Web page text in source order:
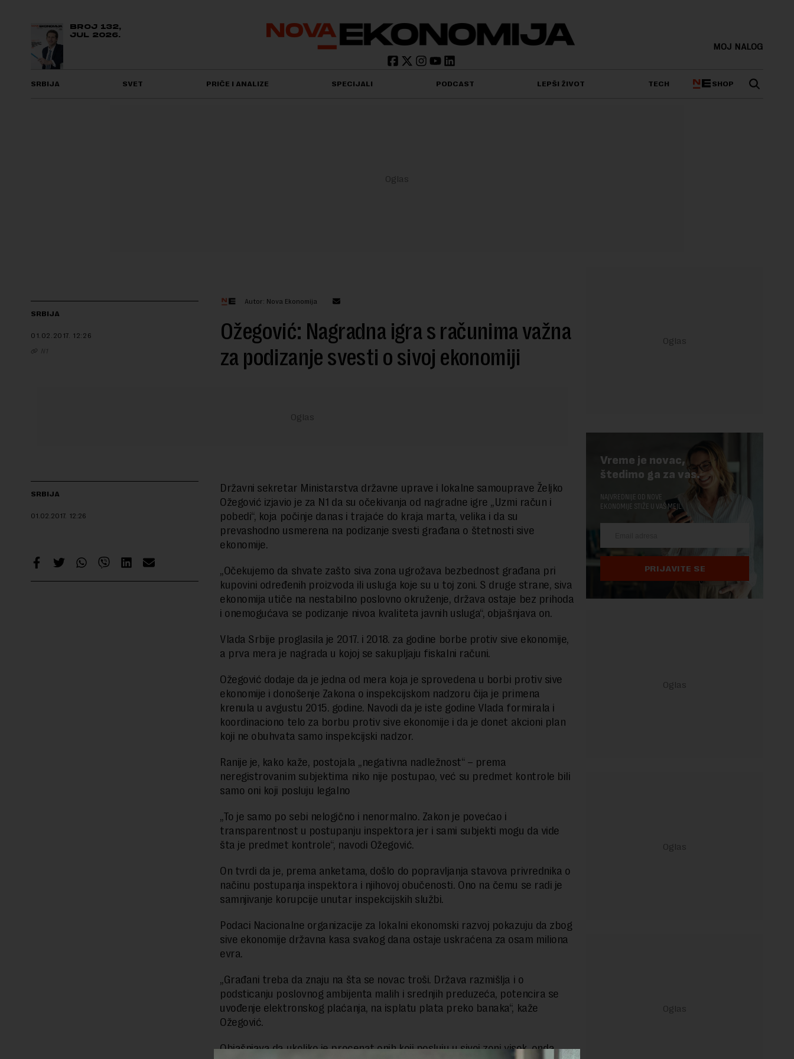
BROJ 132,
JUL 2026.
MOJ NALOG
SRBIJA SVET PRIČE I ANALIZE SPECIJALI PODCAST LEPŠI ŽIVOT TECH SHOP
SRBIJA
01.02.2017. 12:26
N1
Autor: Nova Ekonomija
Ožegović: Nagradna igra s računima važna
za podizanje svesti o sivoj ekonomiji
SRBIJA
01.02.2017. 12:26
Državni sekretar Ministarstva državne uprave i lokalne samouprave Željko
Ožegović izjavio je za N1 da su očekivanja od nagradne igre „Uzmi račun i
pobedi“, koja počinje danas i trajaće do kraja marta, velika i da su
prevashodno usmerena na podizanje svesti građana o štetnosti sive
ekonomije.
„Očekujemo da shvate zašto siva zona ugrožava bezbednost građana pri
kupovini određenih proizvoda ili usluga koje su u toj zoni. S druge strane, siva
ekonomija utiče na nestabilno poslovno okruženje, država ostaje bez prihoda
i onemogućava se podizanje nivoa kvaliteta javnih usluga“, objašnjava on.
Vlada Srbije proglasila je 2017. i 2018. za godine borbe protiv sive ekonomije,
a prva mera je nagrada u kojoj se sakupljaju fiskalni računi.
Ožegović dodaje da je jedna od mera koja je sprovedena u borbi protiv sive
ekonomije i donošenje Zakona o inspekcijskom nadzoru čija je primena
krenula u avgustu 2015. godine. Navodi da je iste godine Vlada formirala i
koordinaciono telo za borbu protiv sive ekonomije i da je donet akcioni plan
koji ne obuhvata samo inspekcijski nadzor.
Ranije je, kako kaže, postojala „negativna nadležnost“ – prema
neregistrovanim subjektima niko nije postupao, već su predmet kontrole bili
samo oni koji posluju legalno
„To je samo po sebi nelogično i nenormalno. Zakon je povećao i
transparentnost u postupanju inspektora jer i sami subjekti mogu da vide
šta je predmet kontrole“, navodi Ožegović.
On tvrdi da je, prema anketama, došlo do popravljanja stavova privrednika o
načinu postupanja inspektora i njihovoj obučenosti. Ono na čemu se radi je
samnjivanje korupcije unutar inspekcijskih službi.
Podaci Nacionalne organizacije za lokalni ekonomski razvoj pokazuju da zbog
sive ekonomije državna kasa svakog dana ostaje uskraćena za osam miliona
evra.
„Građani treba da znaju na šta se novac troši. Država razmišlja i o
podsticanju poslovnog ambijenta malih i srednjih preduzeća, potencira se
uvođenje elektronskog plaćanja, na isplatu plata preko banaka“, kaže
Ožegović.
Objašnjava da ukoliko je procenat onih koji posluju u sivoj zoni visok, onda
Vreme je novac,
štedimo ga za vas.
NAJVREDNIJE OD NOVE
EKONOMIJE STIŽE U VAŠ MEJL.
PRIJAVITE SE